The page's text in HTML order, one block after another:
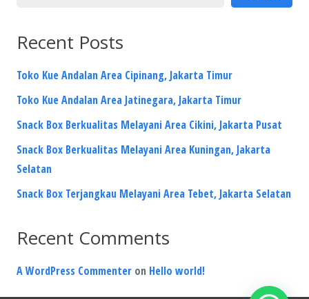
Recent Posts
Toko Kue Andalan Area Cipinang, Jakarta Timur
Toko Kue Andalan Area Jatinegara, Jakarta Timur
Snack Box Berkualitas Melayani Area Cikini, Jakarta Pusat
Snack Box Berkualitas Melayani Area Kuningan, Jakarta
Selatan
Snack Box Terjangkau Melayani Area Tebet, Jakarta Selatan
Recent Comments
A WordPress Commenter on Hello world!